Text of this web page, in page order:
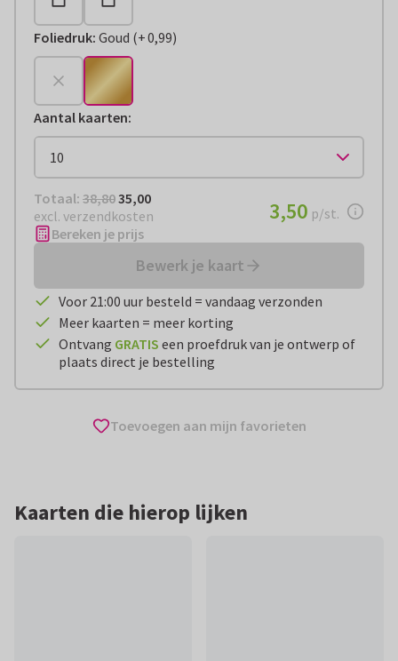
Foliedruk: Goud (
+€ 0,99
+0,99)
Aantal kaarten:
Totaal: € 35,00
Totaal: 38,8035,00
excl. verzendkosten
€ 3,50per stuk
3,50 p/st.
Bereken je prijs
Bewerk je kaart
Voor 21:00 uur besteld = vandaag verzonden
Meer kaarten = meer korting
Ontvang GRATIS een proefdruk van je ontwerp of
plaats direct je bestelling
Toevoegen aan mijn favorieten
Kaarten die hierop lijken